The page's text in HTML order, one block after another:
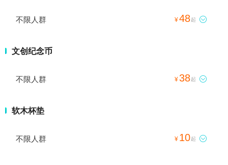
不限人群 ¥48起 
文创纪念币
不限人群 ¥38起 
软木杯垫
不限人群 ¥ 10起 